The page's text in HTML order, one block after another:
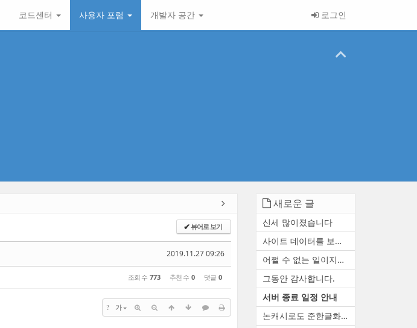
코드센터 사용자 포럼 개발자 공간 로그인
✔뷰어로 보기
2019.11.27 09:26
조회 수 773 추천 수 0 댓글 0
? 가
새로운 글
신세 많이졌습니다
사이트 데이터를 보존하거나 ...
어쩔 수 없는 일이지만 참 아...
그동안 감사합니다.
서버 종료 일정 안내
논캐시로도 준한글화 만들 수 ...